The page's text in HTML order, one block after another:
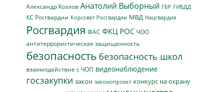
Александр Козлов Анатолий Выборный ГБР ГИБДД
КС Росгвардии Корсовет Росгвардии МВД Нацгвардия
Росгвардия ФАС ФКЦ РОС ЧОО
антитеррористическая защищенность
безопасность безопасность школ
взаимодействие с ЧОП видеонаблюдение
госзакупки закон законопроект конкурс на охрану